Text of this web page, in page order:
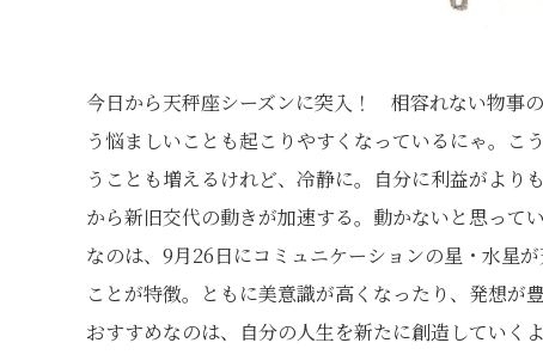
今日から天秤座シーズンに突入！ 相容れない物事
う悩ましいことも起こりやすくなっているにゃ。
うことも増えるけれど、冷静に。自分に利益がより
から新旧交代の動きが加速する。動かないと思って
なのは、9月26日にコミュニケーションの星・水星
ことが特徴。ともに美意識が高くなったり、発想が
おすすめなのは、自分の人生を新たに創造していく